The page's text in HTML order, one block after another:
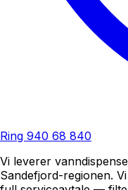
Ring 940 68 840
Vi leverer
Sandefjord-regionen.